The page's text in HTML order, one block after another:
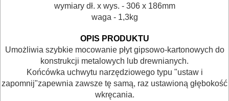
GLAZURNICZE
AKCESORIA
MASZYNKI
URZĄDZENIA
wymiary dł. x wys. - 306 x 186mm
waga - 1,3kg
OPIS PRODUKTU
Umożliwia szybkie mocowanie płyt gipsowo-kartonowych do
konstrukcji metalowych lub drewnianych.
Końcówka uchwytu narzędziowego typu "ustaw i
zapomnij"zapewnia zawsze tę samą, raz ustawioną głębokość
wkręcania.